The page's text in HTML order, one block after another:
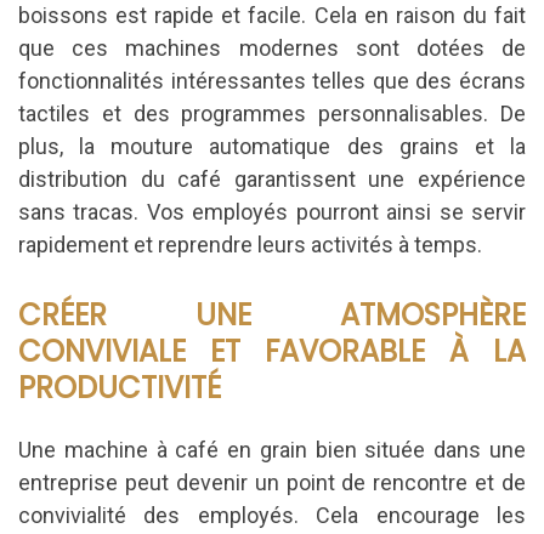
boissons est rapide et facile. Cela en raison du fait
que ces machines modernes sont dotées de
fonctionnalités intéressantes telles que des écrans
tactiles et des programmes personnalisables. De
plus, la mouture automatique des grains et la
distribution du café garantissent une expérience
sans tracas. Vos employés pourront ainsi se servir
rapidement et reprendre leurs activités à temps.
CRÉER UNE ATMOSPHÈRE
CONVIVIALE ET FAVORABLE À LA
PRODUCTIVITÉ
Une machine à café en grain bien située dans une
entreprise peut devenir un point de rencontre et de
convivialité des employés. Cela encourage les